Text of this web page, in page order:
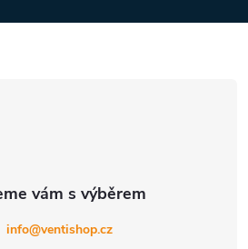
info@ventishop.cz